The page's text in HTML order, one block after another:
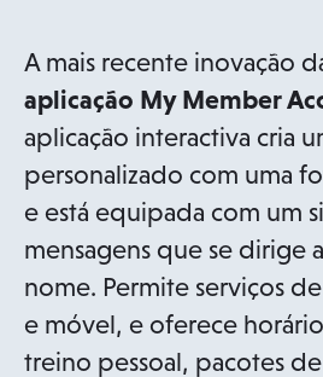
A mais recente inovação
aplicação My Member
aplicação interactiva cria
personalizado com uma
e está equipada com um
mensagens que se dirige
nome. Permite serviços
e móvel, e oferece
treino pessoal, pacotes